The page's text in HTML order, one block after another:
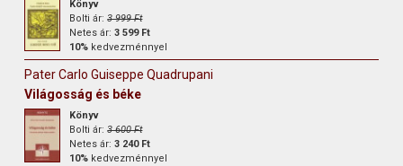
Könyv
Bolti ár:3 999 Ft
Netes ár:3 599 Ft
10% kedvezménnyel
Pater Carlo Guiseppe Quadrupani
Világosság és béke
Könyv
Bolti ár:3 600 Ft
Netes ár:3 240 Ft
10% kedvezménnyel